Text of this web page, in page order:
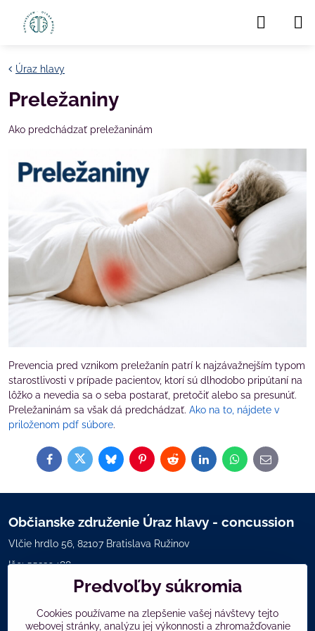
Úraz hlavy
Preležaniny
Ako predchádzať preležaninám
Prevencia pred vznikom preležanín patrí k najzávažnejším typom
starostlivosti v prípade pacientov, ktorí sú dlhodobo pripútaní na
lôžko a nevedia sa o seba postarať, pretočiť alebo sa presunúť.
Preležaninám sa však dá predchádzať. Ako na to, nájdete v
priloženom pdf súbore.
FacebookTwitterBlueskyPinterestRedditLinkedInWhatsApp
E-
mail
Občianske združenie Úraz hlavy - concussion
Vlčie hrdlo 56, 82107 Bratislava Ružinov
Ičo: 55230488
Kontakt: Maria Malaníková
mobil:+421940988110
info@concussion-otras-mozgu.com
Predvoľby súkromia
Cookies používame na zlepšenie vašej návštevy tejto
webovej stránky, analýzu jej výkonnosti a zhromažďovanie